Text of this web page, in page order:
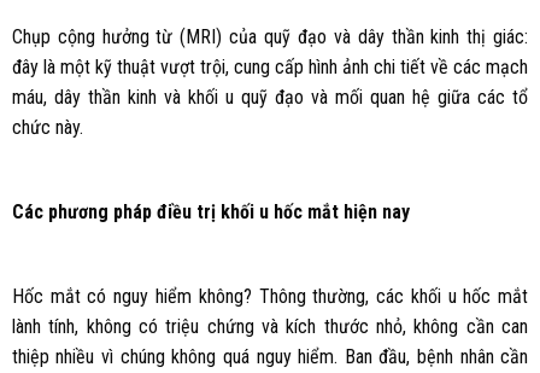
Chụp cộng hưởng từ (MRI) của quỹ đạo và dây thần kinh thị giác:
đây là một kỹ thuật vượt trội, cung cấp hình ảnh chi tiết về các mạch
máu, dây thần kinh và khối u quỹ đạo và mối quan hệ giữa các tổ
chức này.
Các phương pháp điều trị khối u hốc mắt hiện nay
Hốc mắt có nguy hiểm không? Thông thường, các khối u hốc mắt
lành tính, không có triệu chứng và kích thước nhỏ, không cần can
thiệp nhiều vì chúng không quá nguy hiểm. Ban đầu, bệnh nhân cần